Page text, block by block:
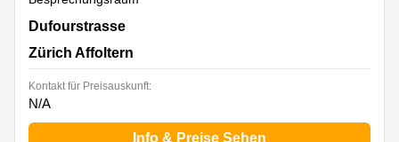
Dufourstrasse 49,Seefeld, Zürich Affoltern
Dufourstrasse
Zürich Affoltern
Kontakt für Preisauskunft:
N/A
Info & Preise Sehen